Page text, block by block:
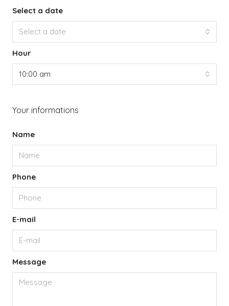
Select a date
Select a date
Hour
10:00 am
Your informations
Name
Phone
E-mail
Message